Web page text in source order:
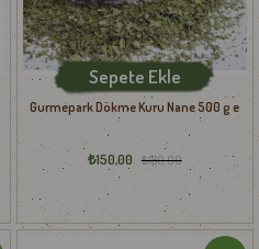
Gurmepark Dökme Kuru Nane 500 g e
₺150,00 ₺180,00
Sepete Ekle